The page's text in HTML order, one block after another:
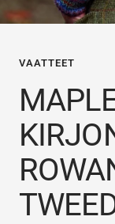
VAATTEET